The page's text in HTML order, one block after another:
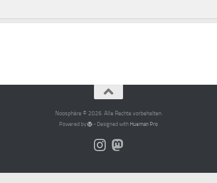
Noosphäre © 2026. Alle Rechte vorbehalten.
Powered by - Designed with Hueman Pro